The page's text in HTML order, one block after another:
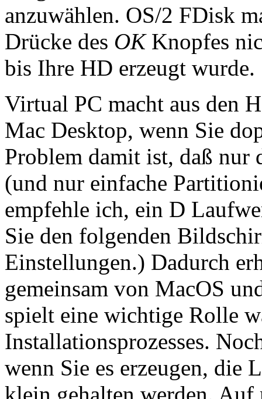
anzuwählen. OS/2 FDisk
Drücke des OKKnopfes
bis Ihre HD erzeugt wurde.
Virtual PC macht aus den
Mac Desktop, wenn Sie
Problem damit ist, daß nur
(und nur einfache
empfehle ich, ein D
Sie den folgenden
Einstellungen.) Dadurch
gemeinsam von MacOS
spielt eine wichtige Rolle
Installationsprozesses.
wenn Sie es erzeugen, die
klein gehalten werden.